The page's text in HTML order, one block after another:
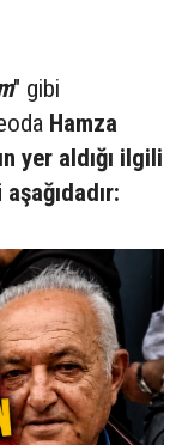
" gibi
Hamza
yer aldığı ilgili